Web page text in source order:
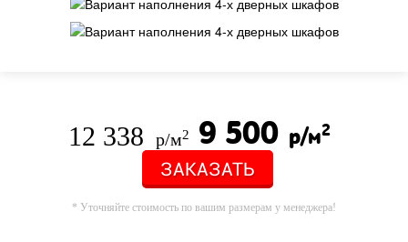
12 338 р/м2 9 500 р/м2
ЗАКАЗАТЬ
* Уточняйте стоимость по вашим размерам у менеджера!